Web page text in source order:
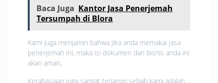
Baca Juga Kantor Jasa Penerjemah
Tersumpah di Blora
Kami juga menjamin bahwa jika anda memakai jasa
penerjemah ini, maka isi dokumen dari bisnis anda ini
akan aman,
Kerahasiaan juga sangat terjamin sebab kami adalah